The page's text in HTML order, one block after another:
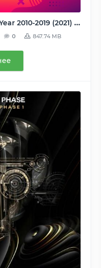
VA - Top Ten Songs Of Each Year 2010-2019 (2021) MP3
0 847.74 MB